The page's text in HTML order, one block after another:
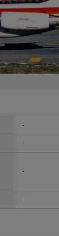
-
-
-
-